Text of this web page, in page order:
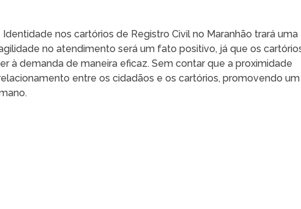
nos cartórios de Registro Civil no Maranhão trará uma
no atendimento será um fato positivo, já que os
à demanda de maneira eficaz. Sem contar que a proximidade
entre os cidadãos e os cartórios, promovendo um